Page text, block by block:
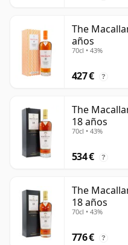
The
años
70cl • 43%
427 € ?
The
18 años
70cl • 43%
534 € ?
The
18 años
70cl • 43%
776 € ?